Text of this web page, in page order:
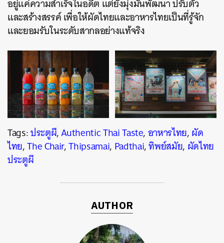
อยู่แค่ความสำเร็จในอดีต แต่ยังมุ่งมั่นพัฒนา ปรับตัว
และสร้างสรรค์ เพื่อให้ผัดไทยและอาหารไทยเป็นที่รู้จัก
และยอมรับในระดับสากลอย่างแท้จริง
Tags:ประตูผี,Authentic Thai Taste,อาหารไทย,ผัด
ไทย,The Chair,Thipsamai, Padthai,ทิพย์สมัย, ผัดไทย
ประตูผี
AUTHOR